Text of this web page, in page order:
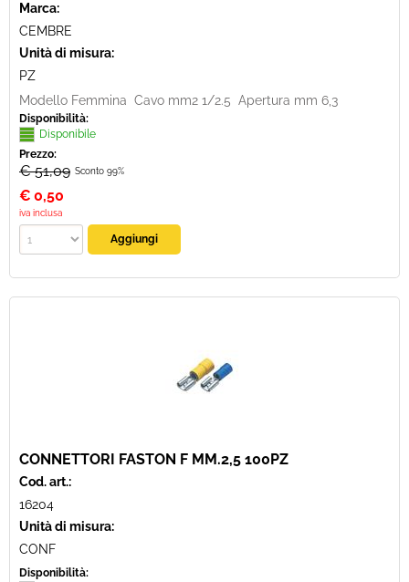
Marca:
CEMBRE
Unità di misura:
PZ
Modello Femmina Cavo mm2 1/2.5 Apertura mm 6,3
Disponibilità:
Disponibile
Prezzo:
€ 51,09 Sconto 99%
€ 0,50
iva inclusa
CONNETTORI FASTON F MM.2,5 100PZ
Cod. art.:
16204
Unità di misura:
CONF
Disponibilità: